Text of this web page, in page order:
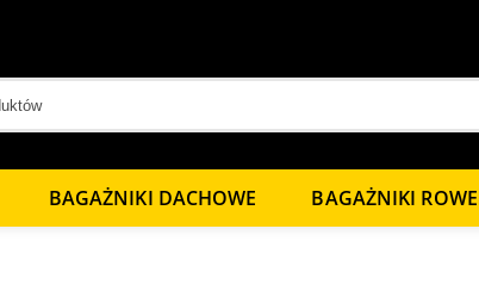
BAGAŻNIKI DACHOWE BAGAŻNIKI